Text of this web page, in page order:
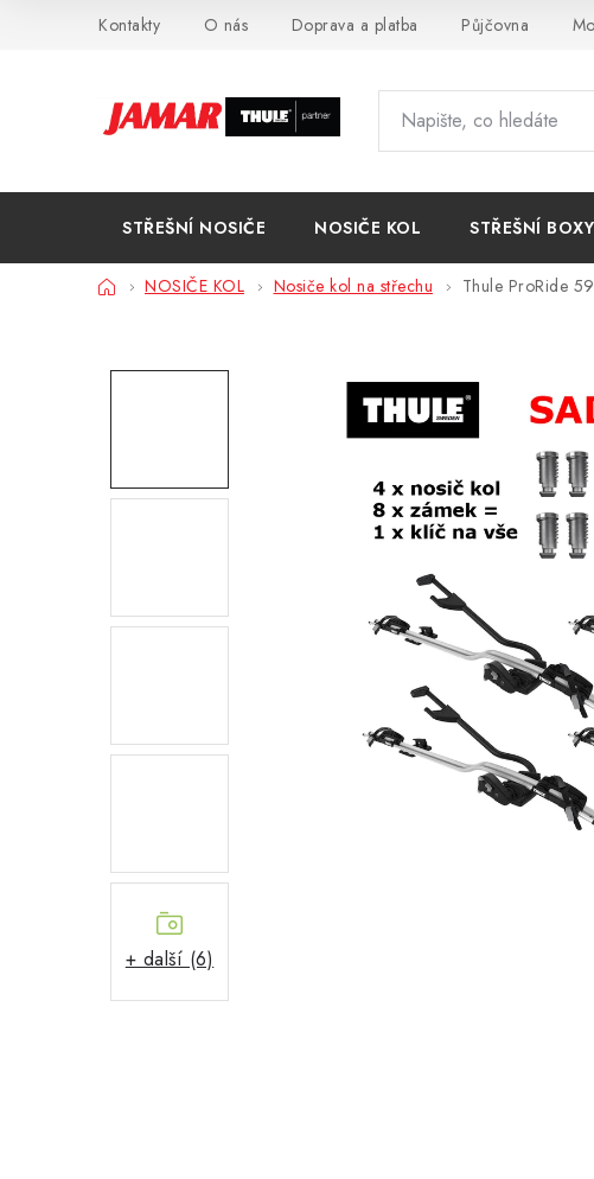
Kontakty O nás Doprava a platba Půjčovna
STŘEŠNÍ NOSIČE NOSIČE KOL STŘEŠNÍ BOXY
DomůNOSIČE KOL Nosiče kol na střechu Thule ProRide
+ další (6)